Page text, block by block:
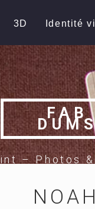
3D Identité
FAB
– Photos
NOAH